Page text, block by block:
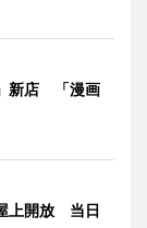
新店 「漫画
上開放 当日